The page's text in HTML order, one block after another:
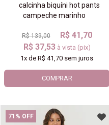
calcinha biquíni hot pants
campeche marinho
R$ 139,00
R$ 41,70
R$ 37,53 à vista (pix)
1x deR$ 41,70 sem juros
COMPRAR
71% OFF